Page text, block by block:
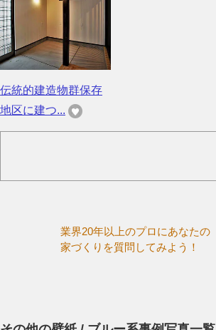
伝統的建造物群保存
地区に建つ...
業界20年以上のプロにあなたの
家づくりを質問してみよう！